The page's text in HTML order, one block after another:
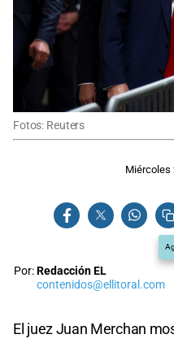
Fotos: Reuters
Miércoles
Por:Redacción EL
contenidos@ellitoral.com
El juez Juan Merchan